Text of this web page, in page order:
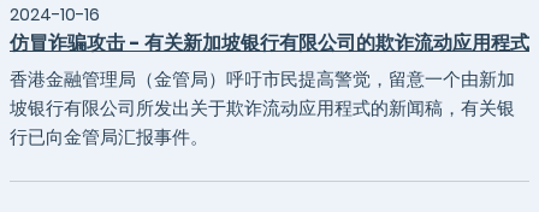
2024-10-16
仿冒诈骗攻击 - 有关新加坡银行有限公司的欺诈流动应用程式
香港金融管理局（金管局）呼吁市民提高警觉，留意一个由新加
坡银行有限公司所发出关于欺诈流动应用程式的新闻稿，有关银
行已向金管局汇报事件。